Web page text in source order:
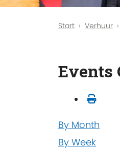
Start Verhuur
Events
By Month
By Week